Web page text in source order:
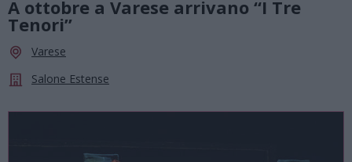
A ottobre a Varese arrivano “I Tre
Tenori”
Varese
Salone Estense